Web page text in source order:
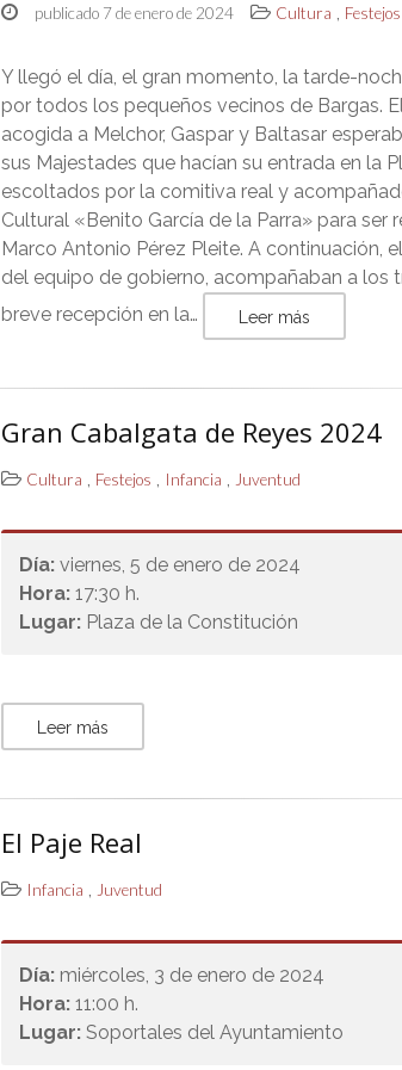
publicado 7 de enero de 2024 Cultura , Festejos
Y llegó el día, el gran momento, la tarde-
por todos los pequeños vecinos de Bargas.
acogida a Melchor, Gaspar y Baltasar
sus Majestades que hacían su entrada en la
escoltados por la comitiva real y
Cultural «Benito García de la Parra» para ser
Marco Antonio Pérez Pleite. A continuación,
del equipo de gobierno, acompañaban a los
breve recepción en la…
Leer más
Gran Cabalgata de Reyes 2024
Cultura , Festejos , Infancia ,Juventud
Día:viernes, 5 de enero de 2024
Hora:17:30 h.
Lugar: Plaza de la Constitución
Leer más
El Paje Real
Infancia ,Juventud
Día: miércoles, 3 de enero de 2024
Hora:11:00 h.
Lugar:Soportales del Ayuntamiento